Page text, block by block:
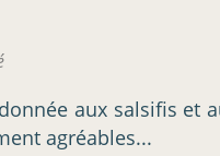
aux salsifis et
agréables...